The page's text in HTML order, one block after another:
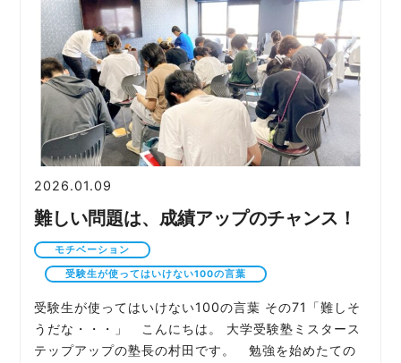
2026.01.09
難しい問題は、成績アップのチャンス！
モチベーション
受験生が使ってはいけない100の言葉
受験生が使ってはいけない100の言葉 その71「難しそ
うだな・・・」 こんにちは。 大学受験塾ミスタース
テップアップの塾長の村田です。 勉強を始めたての